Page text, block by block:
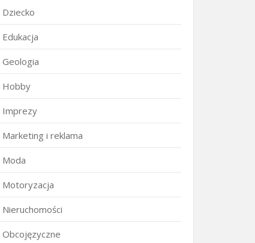
Dziecko
Edukacja
Geologia
Hobby
Imprezy
Marketing i reklama
Moda
Motoryzacja
Nieruchomości
Obcojęzyczne